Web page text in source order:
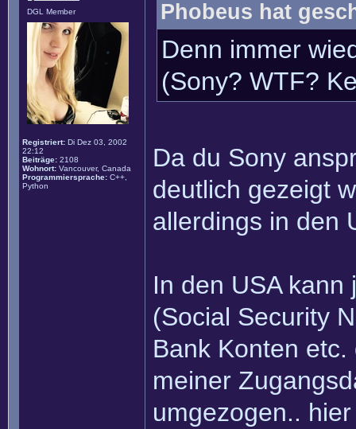
DGL Member
Registriert: Di Dez 03, 2002
22:12
Beiträge: 2108
Wohnort: Vancouver, Canada
Programmiersprache: C++,
Python
Phobeus hat
Denn immer
(Sony? WTF?
Da du Sony
deutlich gezeigt
allerdings in den
In den USA
(Social Security
Bank Konten
meiner
umgezogen..